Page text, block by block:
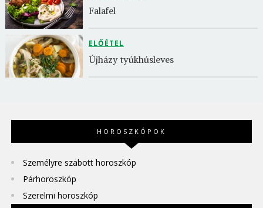
Falafel
ELŐÉTEL
Újházy tyúkhúsleves
HOROSZKÓPOK
Személyre szabott horoszkóp
Párhoroszkóp
Szerelmi horoszkóp